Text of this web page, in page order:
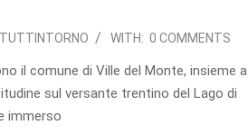
TUTTINTORNO WITH: 0 COMMENTS
il comune di Ville del Monte, insieme a
sul versante trentino del Lago di
immerso